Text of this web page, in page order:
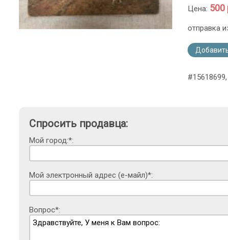
Цена: 500
отправка
Спросить продавца:
Мой город:*:
Мой электронный адрес (е-майл)*:
Вопрос*: